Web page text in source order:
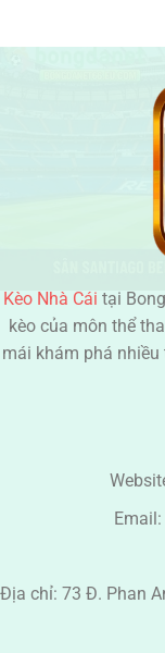
Kèo Nhà Cái tại
kèo của môn thể
mái khám phá
Email:
Địa chỉ: 73 Đ. Phan